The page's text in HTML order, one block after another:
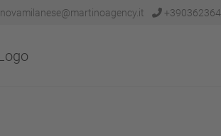
novamilanese@martinoagency.it